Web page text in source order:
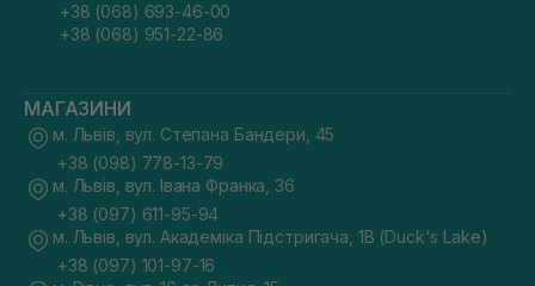
+38 (068) 693-46-00
+38 (068) 951-22-86
МАГАЗИНИ
м. Львів, вул. Степана Бандери, 45
+38 (098) 778-13-79
м. Львів, вул. Івана Франка, 36
+38 (097) 611-95-94
м. Львів, вул. Академіка Підстригача, 1В (Duck's Lake)
+38 (097) 101-97-16